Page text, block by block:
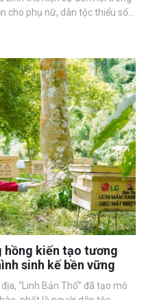
phụ nữ, dân tộc thiểu số...
hồng kiến tạo tương
sinh kế bền vững
“Linh Bản Thổ” đã tạo mô